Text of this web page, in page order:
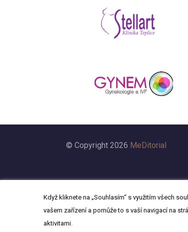
© Copyright 2026 MeDitorial
Když kliknete na „Souhlasím“ s využitím všech
vašem zařízení a pomůže to s vaší navigací na
aktivitami.